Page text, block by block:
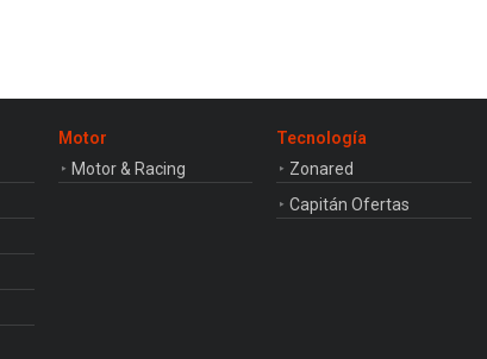
Motor
Motor & Racing
Tecnología
Zonared
Capitán Ofertas